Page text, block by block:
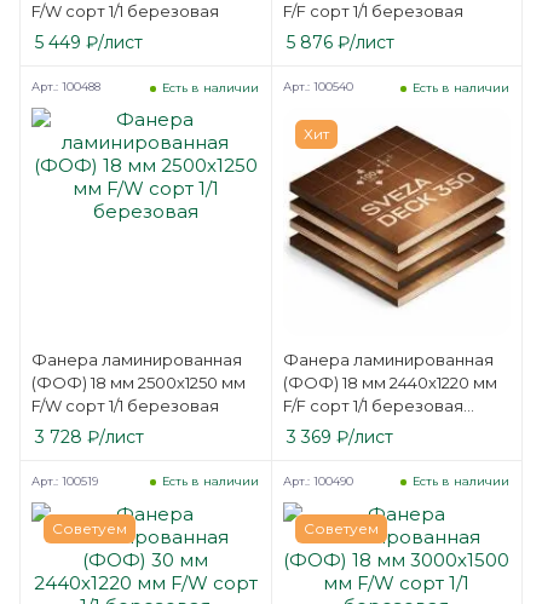
F/W сорт 1/1 березовая
5 449 ₽/лист
F/F сорт 1/1 березовая
5 876₽/лист
Фанера ламинированная
(ФОФ) 18 мм 2500х1250 мм
F/W сорт 1/1 березовая
Есть в наличии
Арт.: 100488
3 728 ₽/лист
Хит
Фанера ламинированная
(ФОФ) 18 мм 2440х1220 мм
F/F сорт 1/1 березовая
SVEZA-DECK
Есть в наличии
Арт.: 100540
3 369 ₽/лист
Советуем
Есть в наличии
Арт.: 100519
Советуем
Есть в наличии
Арт.: 100490